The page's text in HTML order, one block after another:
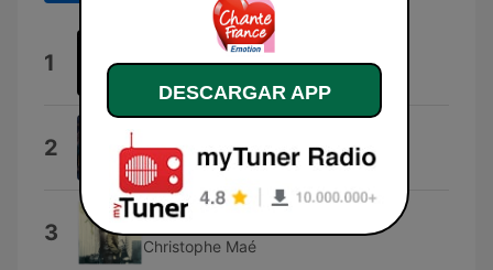
1 Le temps des cathédrales
2 Christophe Willem
3 Ça fait mal
Christophe Maé
DESCARGAR APP